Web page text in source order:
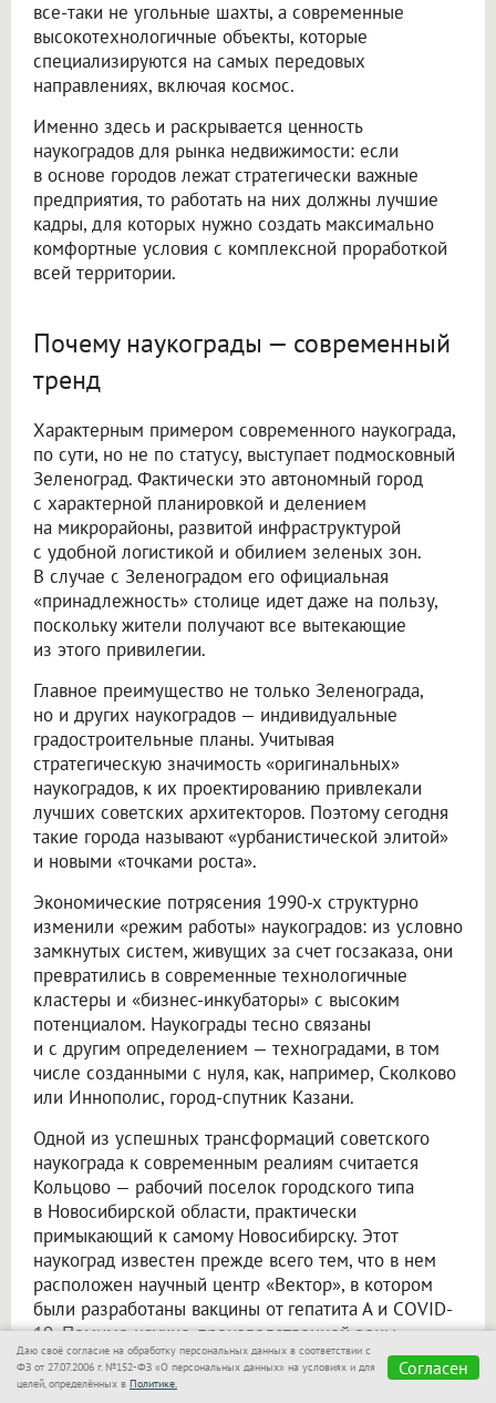
все-таки не угольные шахты, а современные
высокотехнологичные объекты, которые
специализируются на самых передовых
направлениях, включая космос.
Именно здесь и раскрывается ценность
наукоградов для рынка недвижимости: если
в основе городов лежат стратегически важные
предприятия, то работать на них должны лучшие
кадры, для которых нужно создать максимально
комфортные условия с комплексной проработкой
всей территории.
Почему наукограды — современный
тренд
Характерным примером современного наукограда,
по сути, но не по статусу, выступает подмосковный
Зеленоград. Фактически это автономный город
с характерной планировкой и делением
на микрорайоны, развитой инфраструктурой
с удобной логистикой и обилием зеленых зон.
В случае с Зеленоградом его официальная
«принадлежность» столице идет даже на пользу,
поскольку жители получают все вытекающие
из этого привилегии.
Главное преимущество не только Зеленограда,
но и других наукоградов — индивидуальные
градостроительные планы. Учитывая
стратегическую значимость «оригинальных»
наукоградов, к их проектированию привлекали
лучших советских архитекторов. Поэтому сегодня
такие города называют «урбанистической элитой»
и новыми «точками роста».
Экономические потрясения 1990-х структурно
изменили «режим работы» наукоградов: из условно
замкнутых систем, живущих за счет госзаказа, они
превратились в современные технологичные
кластеры и «бизнес-инкубаторы» с высоким
потенциалом. Наукограды тесно связаны
и с другим определением — техноградами, в том
числе созданными с нуля, как, например, Сколково
или Иннополис, город-спутник Казани.
Одной из успешных трансформаций советского
наукограда к современным реалиям считается
Кольцово — рабочий поселок городского типа
в Новосибирской области, практически
примыкающий к самому Новосибирску. Этот
наукоград известен прежде всего тем, что в нем
расположен научный центр «Вектор», в котором
были разработаны вакцины от гепатита А и COVID-
19. Помимо научно-производственной зоны,
в Кольцово есть уже знакомая система развитых
микрорайонов, которые чередуются с парками
Даю своё согласие на обработку персональных данных в соответствии с
ФЗ от 27.07.2006 г. №152-ФЗ «О персональных данных» на условиях и для
целей, определённых в Политике.
Согласен